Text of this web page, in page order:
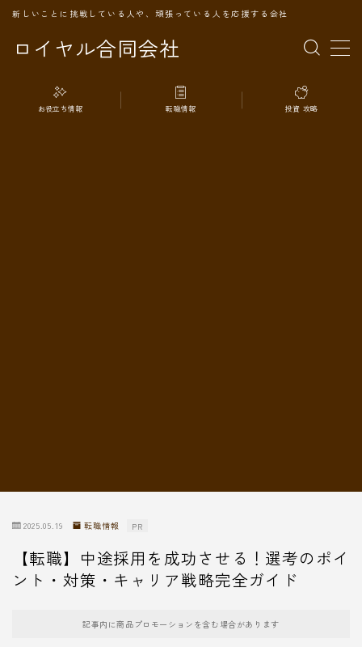
ロイヤル合同会社
新しいことに挑戦している人や、頑張っている人を応援する会社
MENU
TOPページ
お役立ち情報 転職情報 投資 攻略
2025.05.19 転職情報 PR
【転職】中途採用を成功させる！選考のポイ
ント・対策・キャリア戦略完全ガイド
記事内に商品プロモーションを含む場合があります